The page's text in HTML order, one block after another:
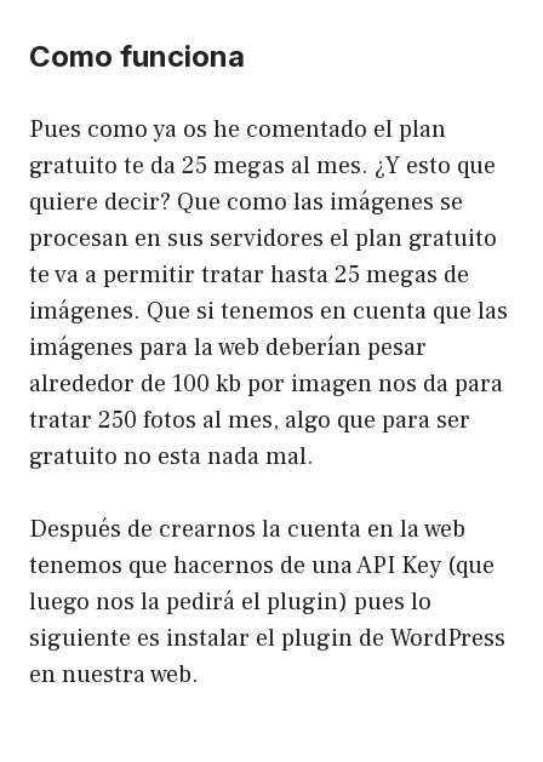
Como funciona
Pues como ya os he comentado el plan
gratuito te da 25 megas al mes. ¿Y esto que
quiere decir? Que como las imágenes se
procesan en sus servidores el plan gratuito
te va a permitir tratar hasta 25 megas de
imágenes. Que si tenemos en cuenta que las
imágenes para la web deberían pesar
alrededor de 100 kb por imagen nos da para
tratar 250 fotos al mes, algo que para ser
gratuito no esta nada mal.
Después de crearnos la cuenta en la web
tenemos que hacernos de una API Key (que
luego nos la pedirá el plugin) pues lo
siguiente es instalar el plugin de WordPress
en nuestra web.